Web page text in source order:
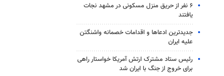
۶ نفر از حریق منزل مسکونی در مشهد نجات
یافتند
جدیدترین ادعاها و اقدامات خصمانه واشنگتن
علیه ایران
رئیس ستاد مشترک ارتش آمریکا خواستار راهی
برای خروج از جنگ با ایران شد